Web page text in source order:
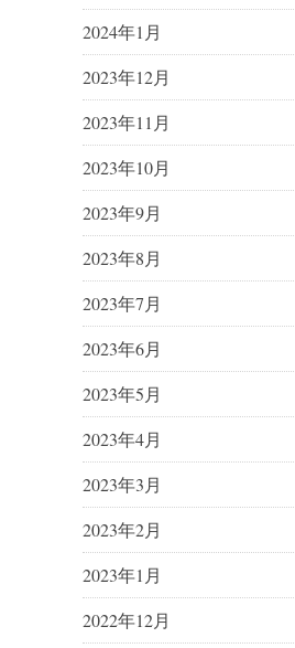
2024年1月
2023年12月
2023年11月
2023年10月
2023年9月
2023年8月
2023年7月
2023年6月
2023年5月
2023年4月
2023年3月
2023年2月
2023年1月
2022年12月